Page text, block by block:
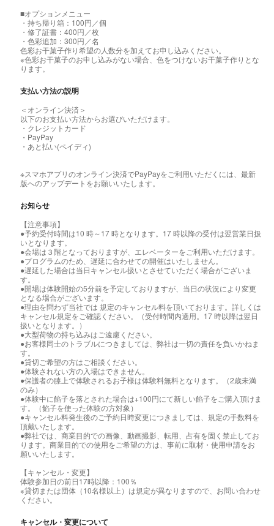
■オプションメニュー
・持ち帰り箱：100円／個
・修了証書：400円／枚
・色彩追加：300円／名
色彩お干菓子作り希望の人数分を加えてお申し込みください。
※色彩お干菓子のお申し込みがない場合、色をつけないお干菓子作りとな
ります。
支払い方法の説明
＜オンライン決済＞
以下のお支払い方法からお選びいただけます。
・クレジットカード
・PayPay
・あと払い(ペイディ)
※スマホアプリのオンライン決済でPayPayをご利用いただくには、最新
版へのアップデートをお願いいたします。
お知らせ
【注意事項】
●予約受付時間は10 時～17 時となります。17 時以降の受付は翌営業日扱
いとなります。
●会場は３階となっておりますが、エレベーターをご利用いただけます。
●プログラムのため、遅延に合わせての開催はいたしません。
●遅延した場合は当日キャンセル扱いとさせていただく場合がございま
す。
●開場は体験開始の5分前を予定しておりますが、当日の状況により変更
となる場合がございます。
●理由を問わず当社では 規定のキャンセル料を頂いております。詳しくは
キャンセル規定をご確認ください。（受付時間内適用。17 時以降は翌日
扱いとなります。）
●大型荷物の持ち込みはご遠慮ください。
●お客様同士のトラブルにつきましては、弊社は一切の責任を負いかねま
す。
●貸切ご希望の方はご相談ください。
●体験されない方の入場はできません。
●保護者の膝上で体験されるお子様は体験料無料となります。（2歳未満
のみ）
●体験中に餡子を落とされた場合は+100円にて新しい餡子をご購入頂けま
す。（餡子を使った体験の方対象）
●キャンセル料発生後のご予約日時変更につきましては、規定の手数料を
頂戴いたします。
●弊社では、商業目的での画像、動画撮影、転用、占有を固く禁止してお
ります。商業目的での使用をご希望の方は、事前に取材・使用申請をお
願いいたします。
【キャンセル・変更】
体験参加日の前日17時以降：100％
※貸切または団体（10名様以上）は規定が異なりますので、お問い合わせ
ください。
キャンセル・変更について